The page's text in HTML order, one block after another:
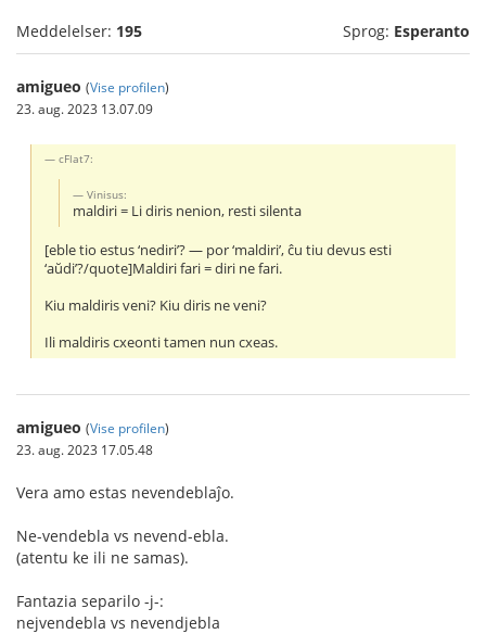
Meddelelser: 195 Sprog: Esperanto
amigueo (Vise profilen)
23. aug. 2023 13.07.09
cFlat7:
Vinisus:
maldiri = Li diris nenion, resti silenta
[eble tio estus ‘nediri’? — por ‘maldiri’, ĉu tiu devus esti
‘aŭdi’?/quote]Maldiri fari = diri ne fari.
Kiu maldiris veni? Kiu diris ne veni?
Ili maldiris cxeonti tamen nun cxeas.
amigueo (Vise profilen)
23. aug. 2023 17.05.48
Vera amo estas nevendeblaĵo.
Ne-vendebla vs nevend-ebla.
(atentu ke ili ne samas).
Fantazia separilo -j-:
nejvendebla vs nevendjebla